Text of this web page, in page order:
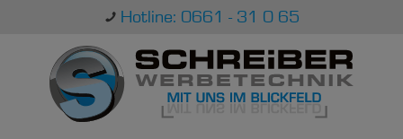
Hotline: 0661 - 31 0 65